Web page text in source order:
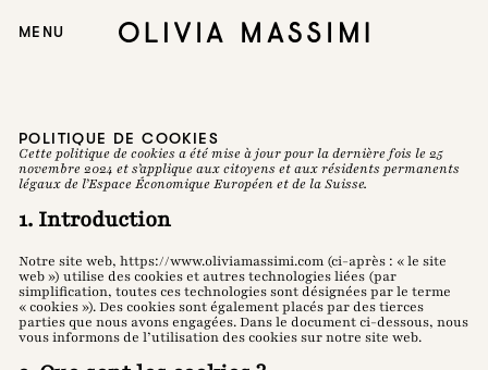
Contenu principale
Pied de page
Olivia Massimi
Ouvrir/Fermer le menu
MENU
POLITIQUE DE COOKIES
Cette politique de cookies a été mise à jour pour la dernière fois le 25
novembre 2024 et s’applique aux citoyens et aux résidents permanents
légaux de l’Espace Économique Européen et de la Suisse.
1. Introduction
Notre site web,https://www.oliviamassimi.com(ci-après : « le site
web ») utilise des cookies et autres technologies liées (par
simplification, toutes ces technologies sont désignées par le terme
« cookies »). Des cookies sont également placés par des tierces
parties que nous avons engagées. Dans le document ci-dessous, nous
vous informons de l’utilisation des cookies sur notre site web.